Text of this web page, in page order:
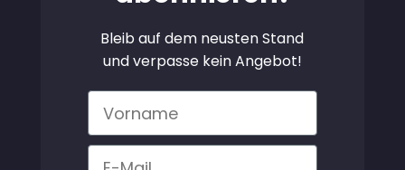
Bleib auf dem neusten Stand
und verpasse kein Angebot!
Vorname
Email